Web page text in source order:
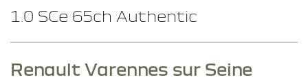
1.0 SCe 65ch Authentic
Renault Varennes sur Seine